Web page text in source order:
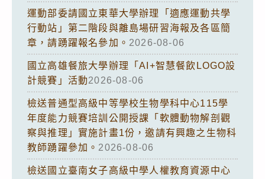
運動部委請國立東華大學辦理「適應運動共學
行動站」第二階段與離島場研習海報及各區簡
章，請踴躍報名參加。 2026-08-06
國立高雄餐旅大學辦理「AI+智慧餐飲LOGO設
計競賽」活動2026-08-06
檢送普通型高級中等學校生物學科中心115學
年度能力競賽培訓公開授課「軟體動物解剖觀
察與推理」實施計畫1份，邀請有興趣之生物科
教師踴躍參加。 2026-08-06
檢送國立臺南女子高級中學人權教育資源中心